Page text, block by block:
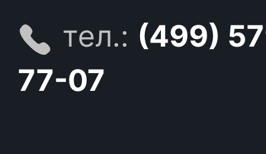
тел.: (499)
77-07